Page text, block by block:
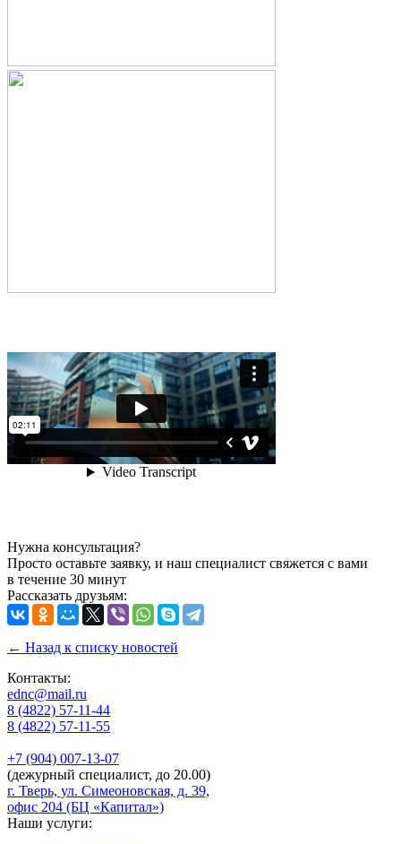
Нужна консультация?
Просто оставьте заявку, и наш специалист свяжется с вами
в течение 30 минут
Рассказать друзьям:
← Назад к списку новостей
Контакты:
ednc@mail.ru
8 (4822) 57-11-44
8 (4822) 57-11-55
+7 (904) 007-13-07
(дежурный специалист, до 20.00)
г. Тверь, ул. Симеоновская, д. 39,
офис 204 (БЦ «Капитал»)
Наши услуги: